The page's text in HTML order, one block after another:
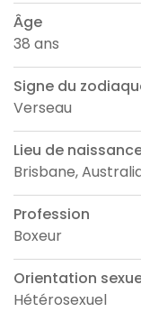
Âge
38 ans
Signe du
Verseau
Lieu de
Brisbane,
Profession
Boxeur
Orientation
Hétérosexuel